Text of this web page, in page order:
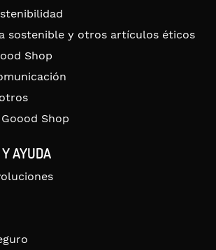
sostenible y otros artículos éticos
Shop
Shop
AYUDA